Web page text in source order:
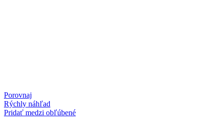
Porovnaj
Rýchly náhľad
Pridať medzi obľúbené